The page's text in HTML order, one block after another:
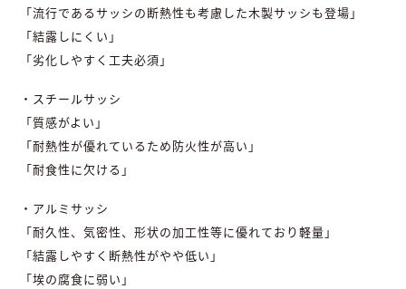
「流行であるサッシの断熱性も考慮した木製サッシも登場」
「結露しにくい」
「劣化しやすく工夫必須」
・スチールサッシ
「質感がよい」
「耐熱性が優れているため防火性が高い」
「耐食性に欠ける」
・アルミサッシ
「耐久性、気密性、形状の加工性等に優れており軽量」
「結露しやすく断熱性がやや低い」
「埃の腐食に弱い」